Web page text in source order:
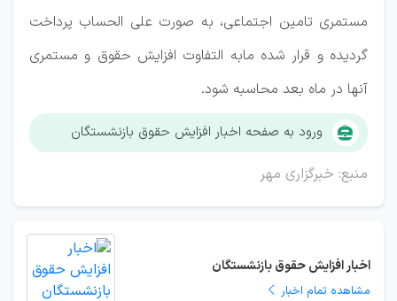
مستمری تامین اجتماعی، به صورت علی الحساب پرداخت
گردیده و قرار شده مابه التفاوت افزایش حقوق و مستمری
آنها در ماه بعد محاسبه شود.
ورود به صفحه اخبار افزایش حقوق بازنشستگان
منبع: خبرگزاری مهر
اخبار افزایش حقوق بازنشستگان
مشاهده تمام اخبار